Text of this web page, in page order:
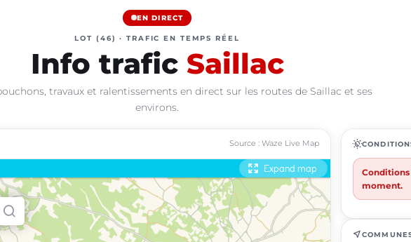
EN DIRECT
LOT (46) · TRAFIC EN TEMPS RÉEL
Info trafic Saillac
travaux et ralentissements en direct sur les routes de Saillac et ses
environs.
Source : Waze Live Map routine
moment.
near_me